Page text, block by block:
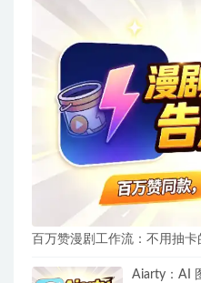
百万赞漫剧工作流：不用抽卡
Aiarty：AI